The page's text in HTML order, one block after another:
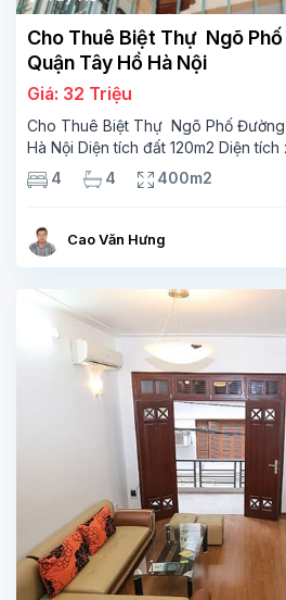
Cho Thuê Biệt Thự Ngõ
Quận Tây Hồ Hà Nội
Giá: 32 Triệu
Cho Thuê Biệt Thự Ngõ Phố
Hà Nội Diện tích đất 120m2 Diện
4 phòng ngủ 4 phòng tắm Tầng
1wc Tầng 2,phòng khách phòng
4 4 400m2
Cao Văn Hưng